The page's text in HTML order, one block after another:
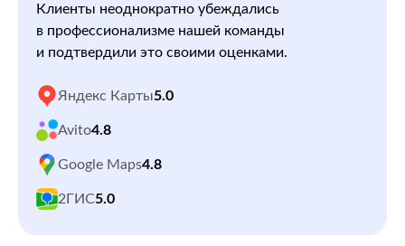
Клиенты неоднократно убеждались
в профессионализме нашей команды
и подтвердили это своими оценками.
Яндекс Карты5.0
Avito4.8
Google Maps4.8
2ГИС5.0